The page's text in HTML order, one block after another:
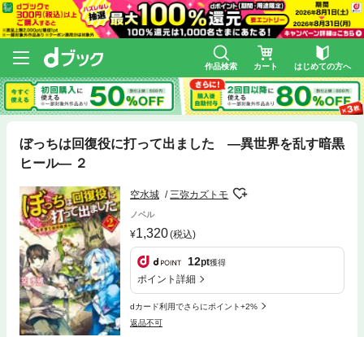
作品検索 カート はじめての方へ
ぼっちは回復役に打って出ました ―異世界を乱す暗黒
ヒール― ２
空水城 三弥カズトモ
ノベル
1,320(税込)
12pt獲得
ポイント詳細
dカード利用でさらにポイント+2%
返品不可